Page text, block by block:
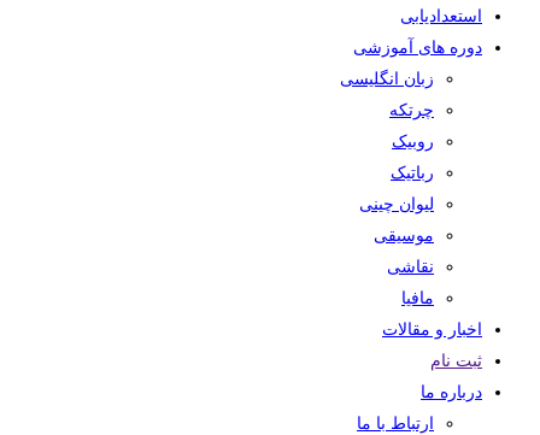
استعدادیابی
دوره های آموزشی
زبان انگلیسی
چرتکه
روبیک
رباتیک
لیوان چینی
موسیقی
نقاشی
مافیا
اخبار و مقالات
ثبت نام
درباره ما
ارتباط با ما